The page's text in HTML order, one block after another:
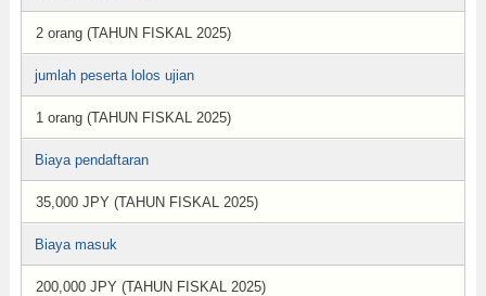
2 orang (TAHUN FISKAL 2025)
jumlah peserta lolos ujian
1 orang (TAHUN FISKAL 2025)
Biaya pendaftaran
35,000 JPY (TAHUN FISKAL 2025)
Biaya masuk
200,000 JPY (TAHUN FISKAL 2025)